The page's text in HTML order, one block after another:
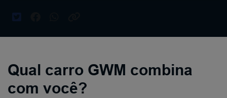
Qual carro GWM combina
com você?